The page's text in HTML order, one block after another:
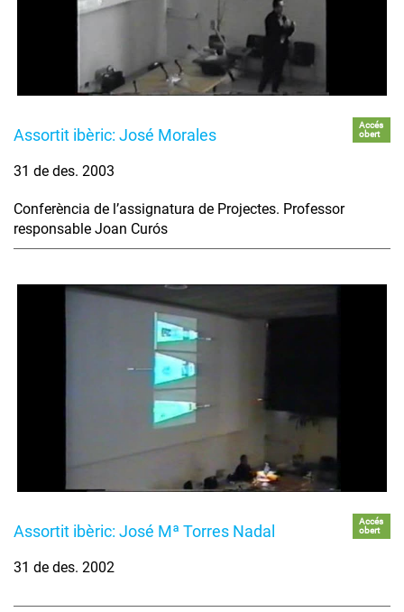
Assortit ibèric: José Morales
Accés
obert
31 de des. 2003
Conferència de l’assignatura de Projectes. Professor
responsable Joan Curós
Assortit ibèric: José Mª Torres Nadal
Accés
obert
31 de des. 2002